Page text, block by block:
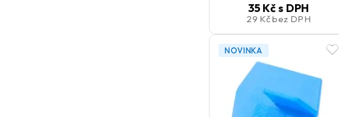
35 Kčs DPH
29 Kčbez DPH
NOVINKA